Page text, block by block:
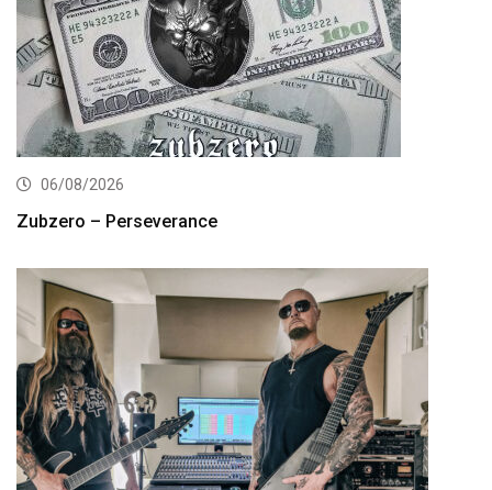
06/08/2026
Zubzero – Perseverance